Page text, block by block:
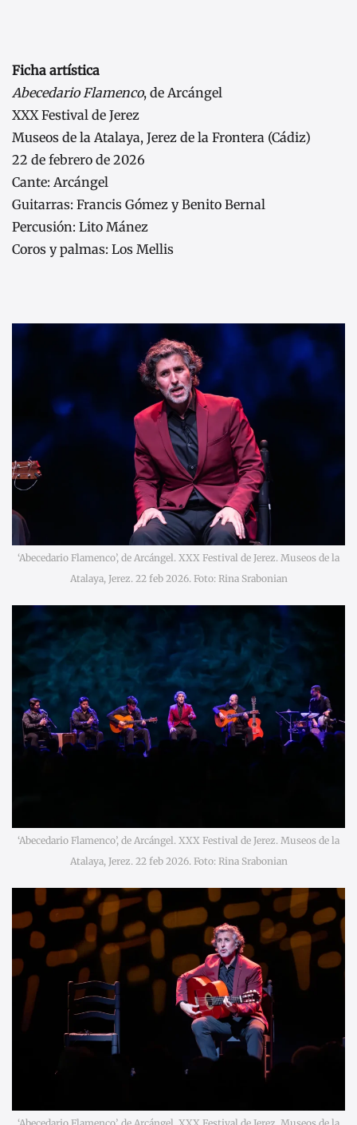
Ficha artística
Abecedario Flamenco, de Arcángel
XXX Festival de Jerez
Museos de la Atalaya, Jerez de la Frontera (Cádiz)
22 de febrero de 2026
Cante: Arcángel
Guitarras: Francis Gómez y Benito Bernal
Percusión: Lito Mánez
Coros y palmas: Los Mellis
‘Abecedario Flamenco’, de Arcángel. XXX Festival de Jerez. Museos de la
Atalaya, Jerez. 22 feb 2026. Foto: Rina Srabonian
‘Abecedario Flamenco’, de Arcángel. XXX Festival de Jerez. Museos de la
Atalaya, Jerez. 22 feb 2026. Foto: Rina Srabonian